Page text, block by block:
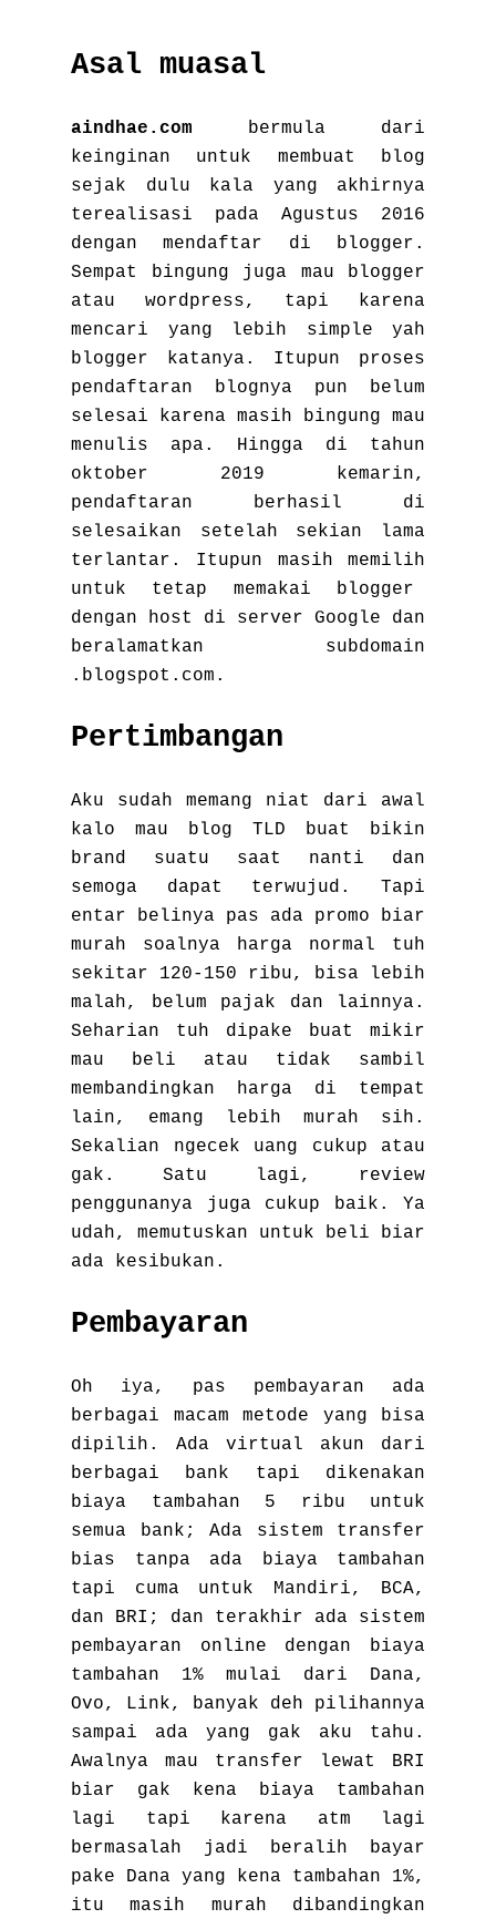
Asal muasal
aindhae.com bermula dari
keinginan untuk membuat blog
sejak dulu kala yang akhirnya
terealisasi pada Agustus 2016
dengan mendaftar di blogger.
Sempat bingung juga mau blogger
atau wordpress, tapi karena
mencari yang lebih simple yah
blogger katanya. Itupun proses
pendaftaran blognya pun belum
selesai karena masih bingung mau
menulis apa. Hingga di tahun
oktober 2019 kemarin,
pendaftaran berhasil di
selesaikan setelah sekian lama
terlantar. Itupun masih memilih
untuk tetap memakai blogger
dengan host di server Google dan
beralamatkan subdomain
.blogspot.com.
Pertimbangan
Aku sudah memang niat dari awal
kalo mau blog TLD buat bikin
brand suatu saat nanti dan
semoga dapat terwujud. Tapi
entar belinya pas ada promo biar
murah soalnya harga normal tuh
sekitar 120-150 ribu, bisa lebih
malah, belum pajak dan lainnya.
Seharian tuh dipake buat mikir
mau beli atau tidak sambil
membandingkan harga di tempat
lain, emang lebih murah sih.
Sekalian ngecek uang cukup atau
gak. Satu lagi, review
penggunanya juga cukup baik. Ya
udah, memutuskan untuk beli biar
ada kesibukan.
Pembayaran
Oh iya, pas pembayaran ada
berbagai macam metode yang bisa
dipilih. Ada virtual akun dari
berbagai bank tapi dikenakan
biaya tambahan 5 ribu untuk
semua bank; Ada sistem transfer
bias tanpa ada biaya tambahan
tapi cuma untuk Mandiri, BCA,
dan BRI; dan terakhir ada sistem
pembayaran online dengan biaya
tambahan 1% mulai dari Dana,
Ovo, Link, banyak deh pilihannya
sampai ada yang gak aku tahu.
Awalnya mau transfer lewat BRI
biar gak kena biaya tambahan
lagi tapi karena atm lagi
bermasalah jadi beralih bayar
pake Dana yang kena tambahan 1%,
itu masih murah dibandingkan